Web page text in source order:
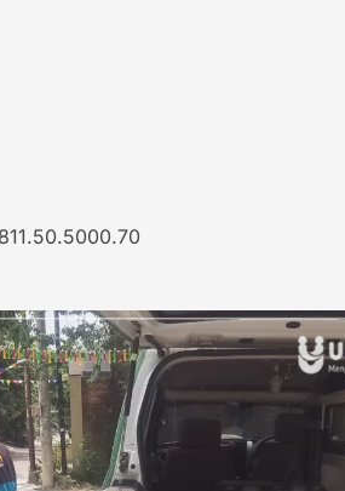
Tumor Terus
Tasikmalaya Tak
Mari Ulurkan Tangan